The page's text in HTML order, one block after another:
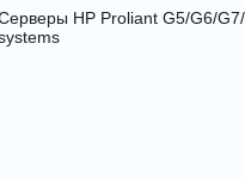
HP Proliant G5/G6/